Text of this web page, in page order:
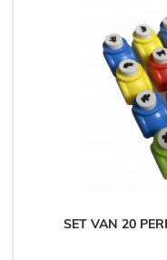
SET VAN 20